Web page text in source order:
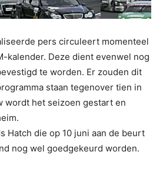
pers circuleert momenteel
kalender. Deze dient evenwel nog
te worden. Er zouden dit
staan tegenover tien in
wordt het seizoen gestart en
Hatch die op 10 juni aan de beurt
nog wel goedgekeurd worden.